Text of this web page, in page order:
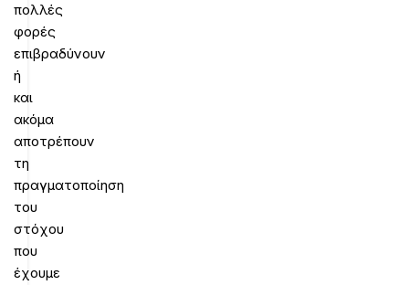
πολλές
φορές
επιβραδύνουν
ή
και
ακόμα
αποτρέπουν
τη
πραγματοποίηση
του
στόχου
που
έχουμε